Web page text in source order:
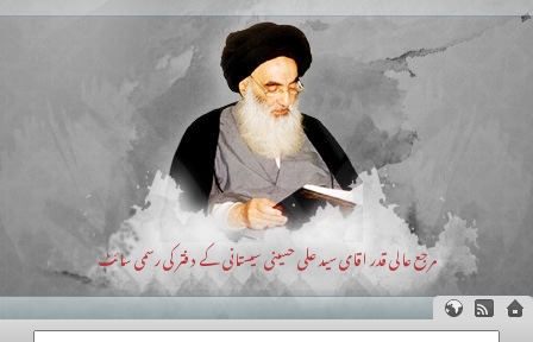
مرجع عالی قدر اقای سید علی حسینی سیستانی کے دفتر کی رسمی سائٹ